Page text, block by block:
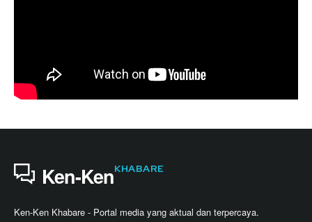
Ken-KenKHABARE
Ken-Ken Khabare - Portal media yang aktual dan terpercaya.